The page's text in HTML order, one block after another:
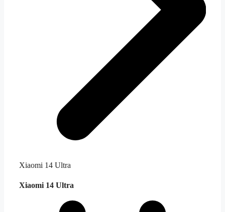
Xiaomi 14 Ultra
Xiaomi 14 Ultra